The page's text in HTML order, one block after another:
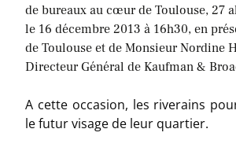
de bureaux au cœur de Toulouse, 27
le 16 décembre 2013 à 16h30, en
de Toulouse et de Monsieur Nordine
Directeur Général de Kaufman &
A cette occasion, les riverains
le futur visage de leur quartier.